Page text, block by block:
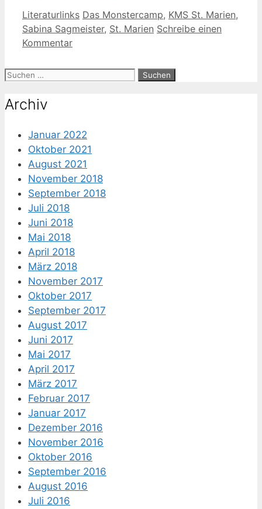
Kategorien
Literaturlinks Schlagwörter
Das Monstercamp, KMS St. Marien,
Sabina Sagmeister, St. Marien Schreibe einen
Kommentar
Suche
Archiv
Januar 2022
Oktober 2021
August 2021
November 2018
September 2018
Juli 2018
Juni 2018
Mai 2018
April 2018
März 2018
November 2017
Oktober 2017
September 2017
August 2017
Juni 2017
Mai 2017
April 2017
März 2017
Februar 2017
Januar 2017
Dezember 2016
November 2016
Oktober 2016
September 2016
August 2016
Juli 2016